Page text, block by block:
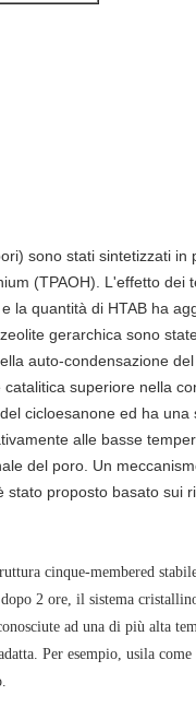
sono stati sintetizzati in
(TPAOH). L'effetto dei
la quantità di HTAB ha
gerarchica sono
auto-condensazione
superiore nella
cicloesanone ed ha una
alle basse
del poro. Un
proposto basato sui
cinque-membered
2 ore, il sistema
ad una di più alta
Per esempio, usila